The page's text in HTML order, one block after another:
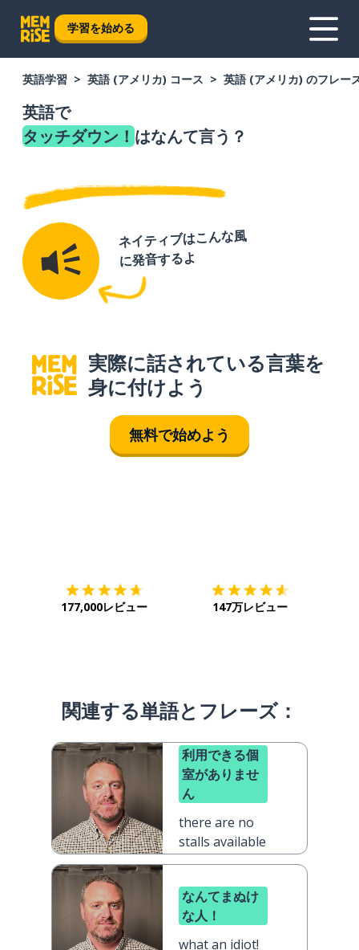
学習を始める
英語学習 英語 (アメリカ) コース 英語 (アメリカ) のフレー
英語で
タッチダウン！はなんて言う？
ネイティブはこんな風
に発音するよ
実際に話されている言葉を
身に付けよう
無料で始めよう
177,000レビュー 147万レビュー
関連する単語とフレーズ：
利用できる個
室がありませ
ん
there are no
stalls available
なんてまぬけ
な人！
what an idiot!